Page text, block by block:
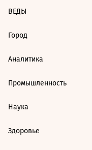
ВЕДЫ
Город
Аналитика
Промышленность
Наука
Здоровье